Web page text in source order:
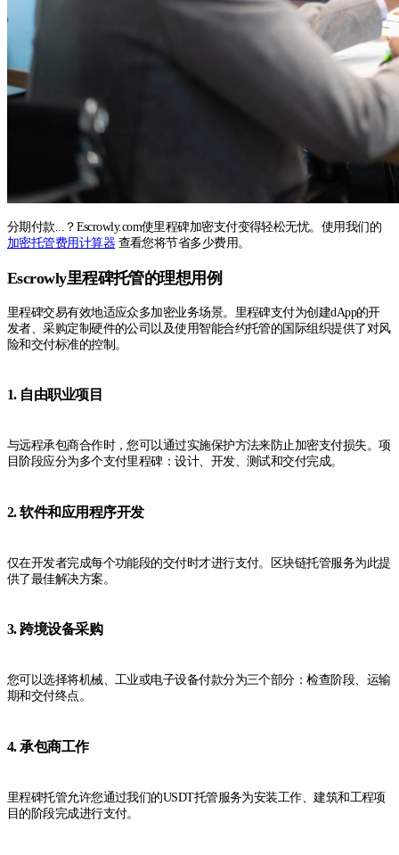
分期付款...？Escrowly.com使里程碑加密支付变得轻松无忧。使用我们的
加密托管费用计算器 查看您将节省多少费用。
Escrowly里程碑托管的理想用例
里程碑交易有效地适应众多加密业务场景。里程碑支付为创建dApp的开
发者、采购定制硬件的公司以及使用智能合约托管的国际组织提供了对风
险和交付标准的控制。
1. 自由职业项目
与远程承包商合作时，您可以通过实施保护方法来防止加密支付损失。项
目阶段应分为多个支付里程碑：设计、开发、测试和交付完成。
2. 软件和应用程序开发
仅在开发者完成每个功能段的交付时才进行支付。区块链托管服务为此提
供了最佳解决方案。
3. 跨境设备采购
您可以选择将机械、工业或电子设备付款分为三个部分：检查阶段、运输
期和交付终点。
4. 承包商工作
里程碑托管允许您通过我们的USDT托管服务为安装工作、建筑和工程项
目的阶段完成进行支付。